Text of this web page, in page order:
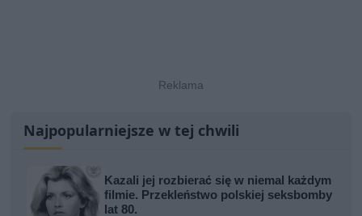
Najpopularniejsze w tej chwili
Kazali jej rozbierać się w niemal każdym
filmie. Przekleństwo polskiej seksbomby
lat 80.